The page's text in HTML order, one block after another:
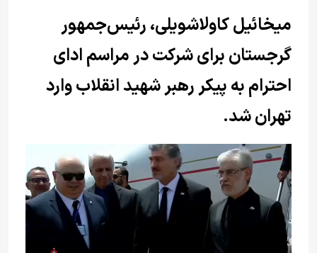
میخائیل کاولاشویلی، رئیس‌جمهور
گرجستان برای شرکت در مراسم ادای
احترام به پیکر رهبر شهید انقلاب وارد
تهران شد.